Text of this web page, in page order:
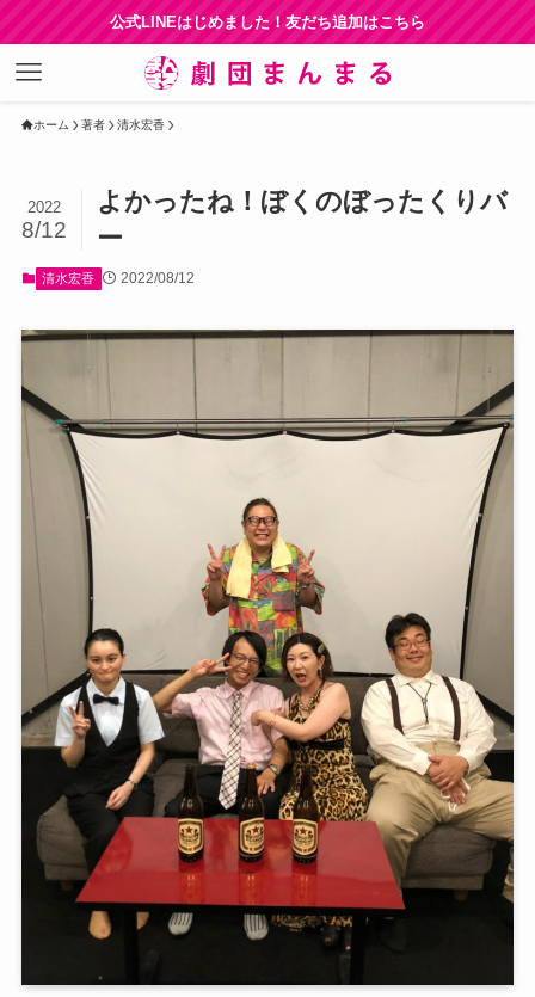
公式LINEはじめました！友だち追加はこちら
ホーム 著者 清水宏香
よかったね！ぼくのぼったくりバ
ー
2022
8/12
清水宏香 2022/08/12